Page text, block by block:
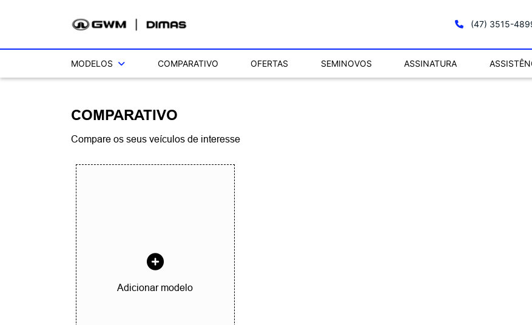
(47) 3515-
MODELOS COMPARATIVO OFERTAS SEMINOVOS ASSINATURA
COMPARATIVO
Compare os seus veículos de interesse
Adicionar modelo